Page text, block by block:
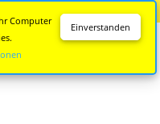
Einverstanden
Computer